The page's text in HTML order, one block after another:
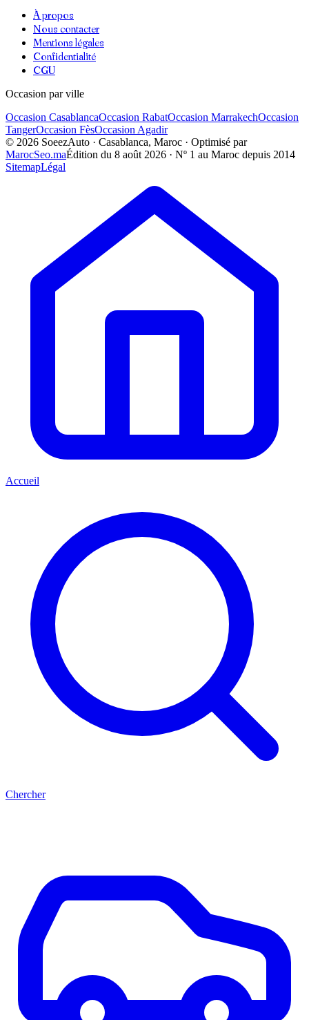
À propos
Nous contacter
Mentions légales
Confidentialité
CGU
Occasion par ville
Occasion CasablancaOccasion RabatOccasion MarrakechOccasion
TangerOccasion FèsOccasion Agadir
© 2026 SoeezAuto · Casablanca, Maroc · Optimisé par
MarocSeo.maÉdition du 8 août 2026 · Nº 1 au Maroc depuis 2014
SitemapLégal
Accueil
Chercher